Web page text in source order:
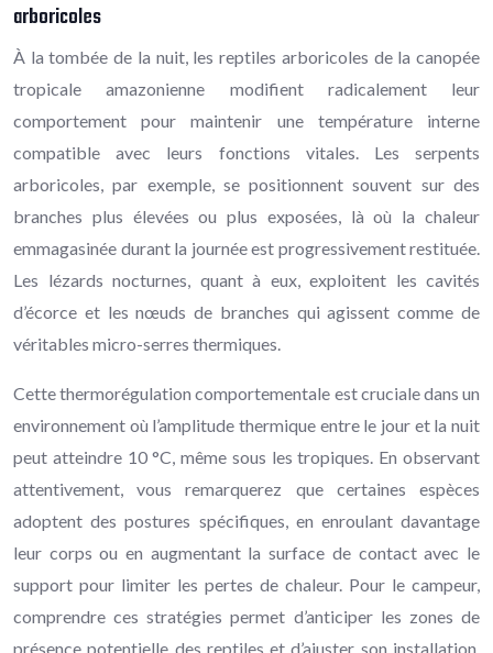
arboricoles
À la tombée de la nuit, les reptiles arboricoles de la canopée
tropicale amazonienne modifient radicalement leur
comportement pour maintenir une température interne
compatible avec leurs fonctions vitales. Les serpents
arboricoles, par exemple, se positionnent souvent sur des
branches plus élevées ou plus exposées, là où la chaleur
emmagasinée durant la journée est progressivement restituée.
Les lézards nocturnes, quant à eux, exploitent les cavités
d’écorce et les nœuds de branches qui agissent comme de
véritables micro-serres thermiques.
Cette thermorégulation comportementale est cruciale dans un
environnement où l’amplitude thermique entre le jour et la nuit
peut atteindre 10 °C, même sous les tropiques. En observant
attentivement, vous remarquerez que certaines espèces
adoptent des postures spécifiques, en enroulant davantage
leur corps ou en augmentant la surface de contact avec le
support pour limiter les pertes de chaleur. Pour le campeur,
comprendre ces stratégies permet d’anticiper les zones de
présence potentielle des reptiles et d’ajuster son installation,